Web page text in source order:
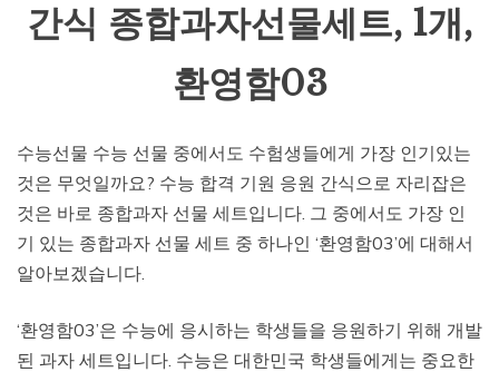
간식 종합과자선물세트, 1개,
환영함03
수능선물 수능 선물 중에서도 수험생들에게 가장 인기있는
것은 무엇일까요? 수능 합격 기원 응원 간식으로 자리잡은
것은 바로 종합과자 선물 세트입니다. 그 중에서도 가장 인
기 있는 종합과자 선물 세트 중 하나인 ‘환영함03’에 대해서
알아보겠습니다.
‘환영함03’은 수능에 응시하는 학생들을 응원하기 위해 개발
된 과자 세트입니다. 수능은 대한민국 학생들에게는 중요한